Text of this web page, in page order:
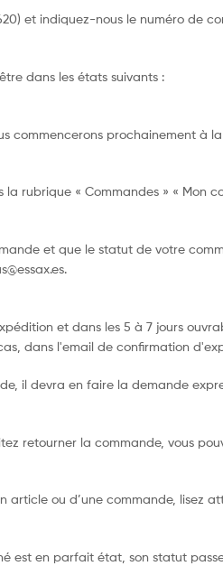
et indiquez-nous le numéro de
dans les états suivants :
commencerons prochainement à
rubrique « Commandes » «
et que le statut de votre
.
et dans les 5 à 7 jours
dans l'email de confirmation
il devra en faire la demande
retourner la commande, vous
ou d’une commande, lisez
en parfait état, son statut